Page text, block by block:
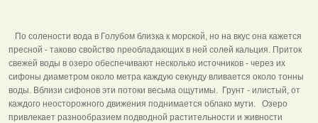
По солености вода в Голубом близка к морской, но на вкус она кажется
пресной - таково свойство преобладающих в ней солей кальция. Приток
свежей воды в озеро обеспечивают несколько источников - через их
сифоны диаметром около метра каждую секунду вливается около тонны
воды. Вблизи сифонов эти потоки весьма ощутимы. Грунт - илистый, от
каждого неосторожного движения поднимается облако мути. Озеро
привлекает разнообразием подводной растительности и живности